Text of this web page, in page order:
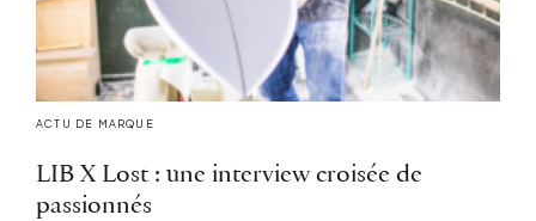
ACTU DE MARQUE
LIB X Lost : une interview croisée de
passionnés